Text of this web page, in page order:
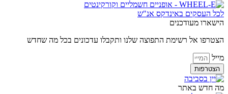
לכל העסקים באינדקס אנ"ש
הישארו מעודכנים
הצטרפו אל רשימת התפוצה שלנו ותקבלו עדכונים בכל מה שחדש
מייל
הצטרפות
מה חדש באתר